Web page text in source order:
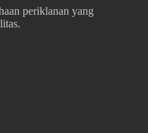
periklanan yang